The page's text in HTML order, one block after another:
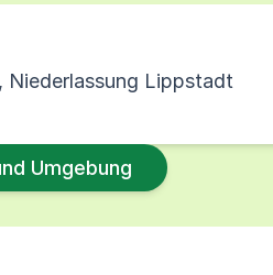
Niederlassung Lippstadt
Umgebung